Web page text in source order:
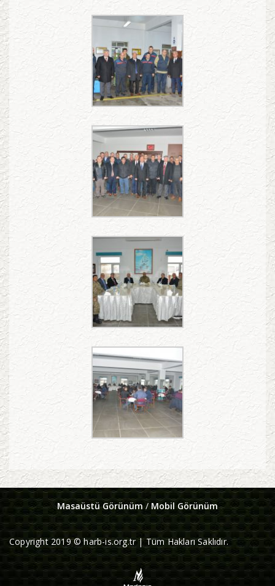
Masaüstü Görünüm/ Mobil Görünüm
Copyright 2019 © harb-is.org.tr | Tüm Hakları Saklıdır.